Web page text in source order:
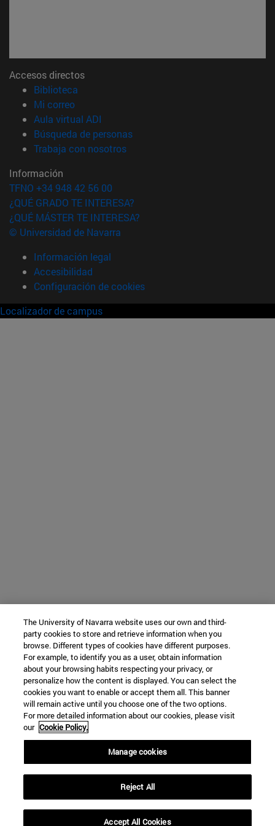
Accesos directos
Biblioteca
Mi correo(abre en nueva ventana)
Aula virtual ADI
Búsqueda de personas(abre en nueva ventana)
Trabaja con nosotros(abre en nueva ventana)
Información
TFNO +34 948 42 56 00
¿QUÉ GRADO TE INTERESA?
¿QUÉ MÁSTER TE INTERESA?
© Universidad de Navarra
Información legal
Accesibilidad
Configuración de cookies
Localizador de campus
The University of Navarra website uses our own and third-
party cookies to store and retrieve information when you
browse. Different types of cookies have different purposes.
For example, to identify you as a user, obtain information
about your browsing habits respecting your privacy, or
personalize how the content is displayed. You can select the
cookies you want to enable or accept them all. This banner
will remain active until you choose one of the two options.
For more detailed information about our cookies, please visit
our Cookie Policy.
Manage cookies
Reject All
Accept All Cookies